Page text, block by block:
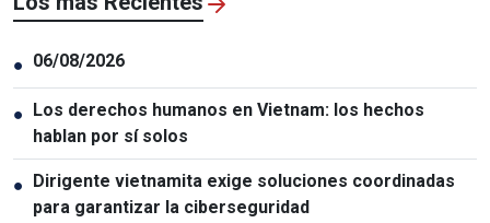
● 06/08/2026
● Los derechos humanos en Vietnam: los hechos
hablan por sí solos
● Dirigente vietnamita exige soluciones coordinadas
para garantizar la ciberseguridad